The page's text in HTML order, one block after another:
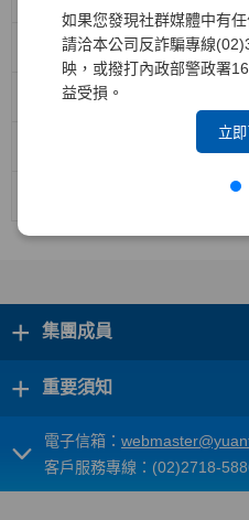
如果您發現社群媒體中有
請洽本公司反詐騙專線
映，或撥打內政部警政署
益受損。
立
機構投資人盡職治理政策
防範利益衝突管理政策
機構投資人盡職治理守則遵循聲明
機構投資人盡職治理守則遵循聲明
+ 集團成員
+ 重要須知
電子信箱：
客戶服務專線：(02)2718-